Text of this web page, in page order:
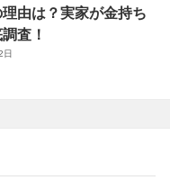
由は？実家が金持ち
査！
日